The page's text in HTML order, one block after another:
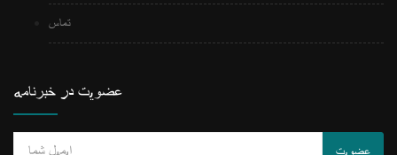
تماس
عضویت در خبرنامه